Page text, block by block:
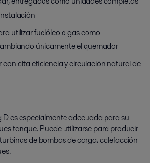
utilizar fuelóleo o gas como
únicamente el quemador
con alta eficiencia y circulación natural de
es especialmente adecuada para su
tanque. Puede utilizarse para producir
de bombas de carga, calefacción